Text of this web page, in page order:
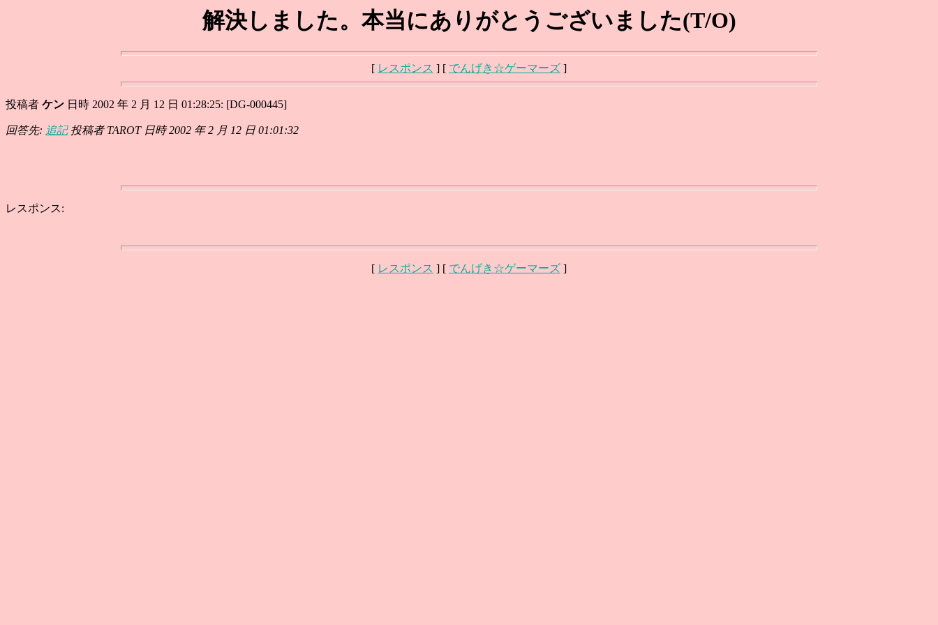
解決しました。本当にありがとうございました(T/O)
[ レスポンス ] [ でんげき☆ゲーマーズ ]
投稿者 ケン 日時 2002 年 2 月 12 日 01:28:25: [DG-000445]
回答先: 追記投稿者 TAROT 日時 2002 年 2 月 12 日 01:01:32
レスポンス:
[ レスポンス ] [ でんげき☆ゲーマーズ ]